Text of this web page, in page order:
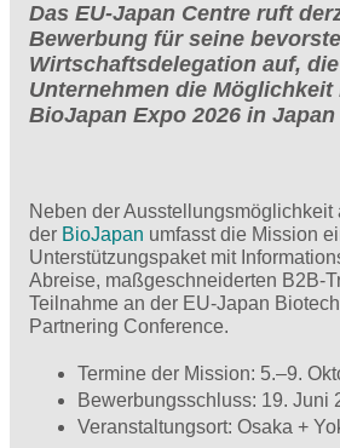
Das EU-Japan Centre ruft
Bewerbung für seine
Wirtschaftsdelegation auf, die
Unternehmen die Möglichkeit
BioJapan Expo 2026 in
Neben der Ausstellungsmöglichkeit
der BioJapan umfasst die Mission
Unterstützungspaket mit
Abreise, maßgeschneiderten B2B-
Teilnahme an der EU-Japan
Partnering Conference.
Termine der Mission: 5.–9.
Bewerbungsschluss: 19. Juni
Veranstaltungsort: Osaka +